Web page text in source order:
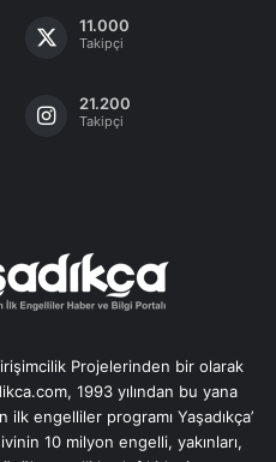
11.000
Takipçi
21.200
Takipçi
Projelerinden bir olarak
1993 yılından bu yana
ilk engelliler programı Yaşadıkça’
10 milyon engelli, yakınları,